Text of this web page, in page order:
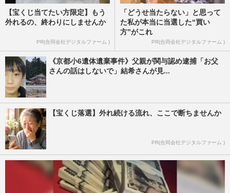
【宝くじ当てたい方限定】もう
外れるの、終わりにしませんか
PR(合同会社デジタルファーム )
「どうせ当たらない」と思って
た私が本当に当選した“買い
方”がこれ
PR(合同会社デジタルファーム )
《京都小6遺体遺棄事件》父親が関与認め逮捕「お父
さんの話はしないで」結希さんが見...
【宝くじ落選】外れ続ける流れ、ここで断ちませんか
PR(合同会社デジタルファーム )